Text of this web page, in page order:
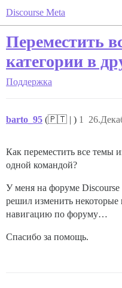
Discourse Meta
Переместить
категории в
Поддержка
barto_95 (🇵🇹 | ) 1
Как переместить все темы
одной командой?
У меня на форуме Discourse
решил изменить некоторые
навигацию по форуму…
Спасибо за помощь.